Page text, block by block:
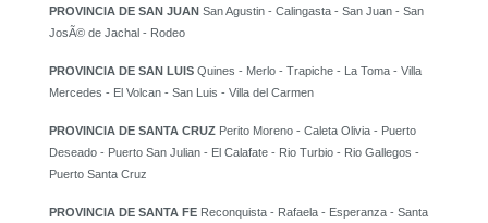
PROVINCIA DE SAN JUAN San Agustin - Calingasta - San Juan - San
JosÃ© de Jachal - Rodeo
PROVINCIA DE SAN LUIS Quines - Merlo - Trapiche - La Toma - Villa
Mercedes - El Volcan - San Luis - Villa del Carmen
PROVINCIA DE SANTA CRUZ Perito Moreno - Caleta Olivia - Puerto
Deseado - Puerto San Julian - El Calafate - Rio Turbio - Rio Gallegos -
Puerto Santa Cruz
PROVINCIA DE SANTA FE Reconquista - Rafaela - Esperanza - Santa